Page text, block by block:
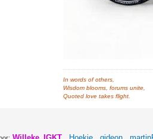
In words of others,
Wisdom blooms, forums unite,
Quoted love takes flight.